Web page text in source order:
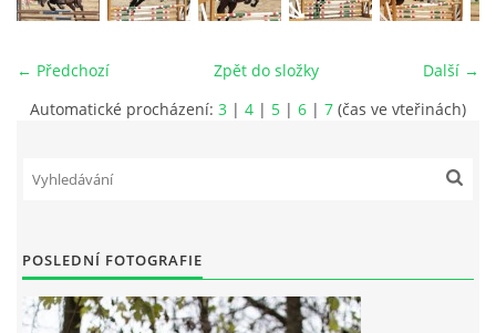
NOVÝ PŘEKÁŽKOVÝ MATERIÁL
CENÍK SLUŽEB
MORAVSKOSLEZSKÉM KRAJI
NEDOSTAVILI NA PODZIMNÍ BRIGÁDU
← Předchozí Další →
Zpět do složky
Automatické procházení: 3 | 4 | 5 | 6 | 7 (čas ve vteřinách)
POSLEDNÍ FOTOGRAFIE